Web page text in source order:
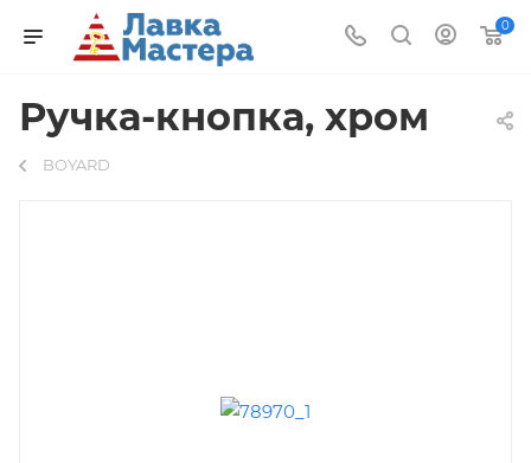
0
Ручка-кнопка, хром
BOYARD